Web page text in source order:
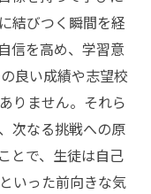
結びつく瞬間を経
信を高め、学習意
良い成績や志望校
りません。それら
次なる挑戦への原
とで、生徒は自己
いった前向きな気